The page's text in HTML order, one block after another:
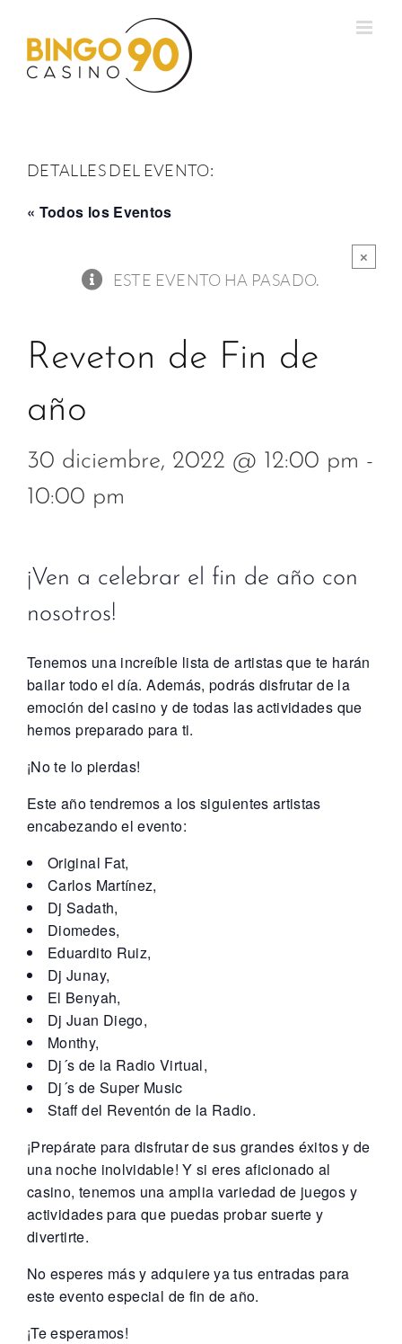
contenido
DETALLES DEL EVENTO:
« Todos los Eventos
×
ESTE EVENTO HA PASADO.
Reveton de Fin de
año
30 diciembre, 2022 @ 12:00 pm -
10:00 pm
¡Ven a celebrar el fin de año con
nosotros!
Tenemos una increíble lista de artistas que te harán
bailar todo el día. Además, podrás disfrutar de la
emoción del casino y de todas las actividades que
hemos preparado para ti.
¡No te lo pierdas!
Este año tendremos a los siguientes artistas
encabezando el evento:
Original Fat,
Carlos Martínez,
Dj Sadath,
Diomedes,
Eduardito Ruiz,
Dj Junay,
El Benyah,
Dj Juan Diego,
Monthy,
Dj´s de la Radio Virtual,
Dj´s de Super Music
Staff del Reventón de la Radio.
¡Prepárate para disfrutar de sus grandes éxitos y de
una noche inolvidable! Y si eres aficionado al
casino, tenemos una amplia variedad de juegos y
actividades para que puedas probar suerte y
divertirte.
No esperes más y adquiere ya tus entradas para
este evento especial de fin de año.
¡Te esperamos!